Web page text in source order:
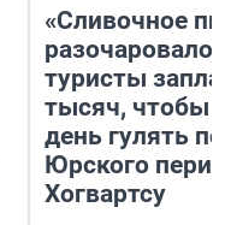
«Сливочное
разочаровало»:
туристы
тысяч, чтобы
день гулять по
Юрского
Хогвартсу